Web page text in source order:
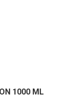
1000 ML